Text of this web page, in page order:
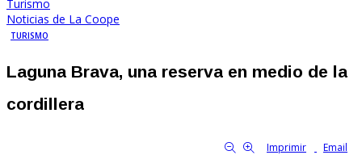
Turismo
Noticias de La Coope
TURISMO
Laguna Brava, una reserva en medio de la
cordillera
Imprimir Email